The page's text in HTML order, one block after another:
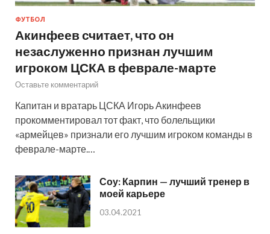
ФУТБОЛ
Акинфеев считает, что он
незаслуженно признан лучшим
игроком ЦСКА в феврале-марте
Оставьте комментарий
Капитан и вратарь ЦСКА Игорь Акинфеев
прокомментировал тот факт, что болельщики
«армейцев» признали его лучшим игроком команды в
феврале-марте.…
Соу: Карпин — лучший тренер в
моей карьере
03.04.2021